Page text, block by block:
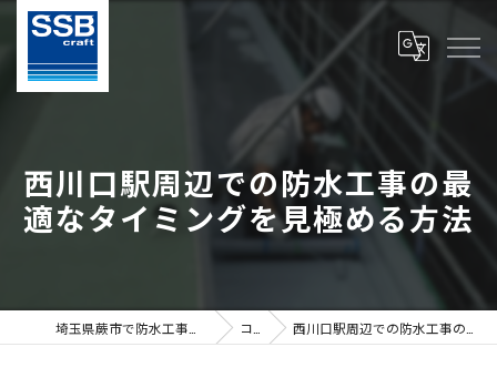
西川口駅周辺での防水工事の最
適なタイミングを見極める方法
コラム 西川口駅周辺での防水工事の最適なタイミングを見極める方法